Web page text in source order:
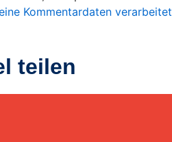
Kommentardaten verarbeitet
teilen